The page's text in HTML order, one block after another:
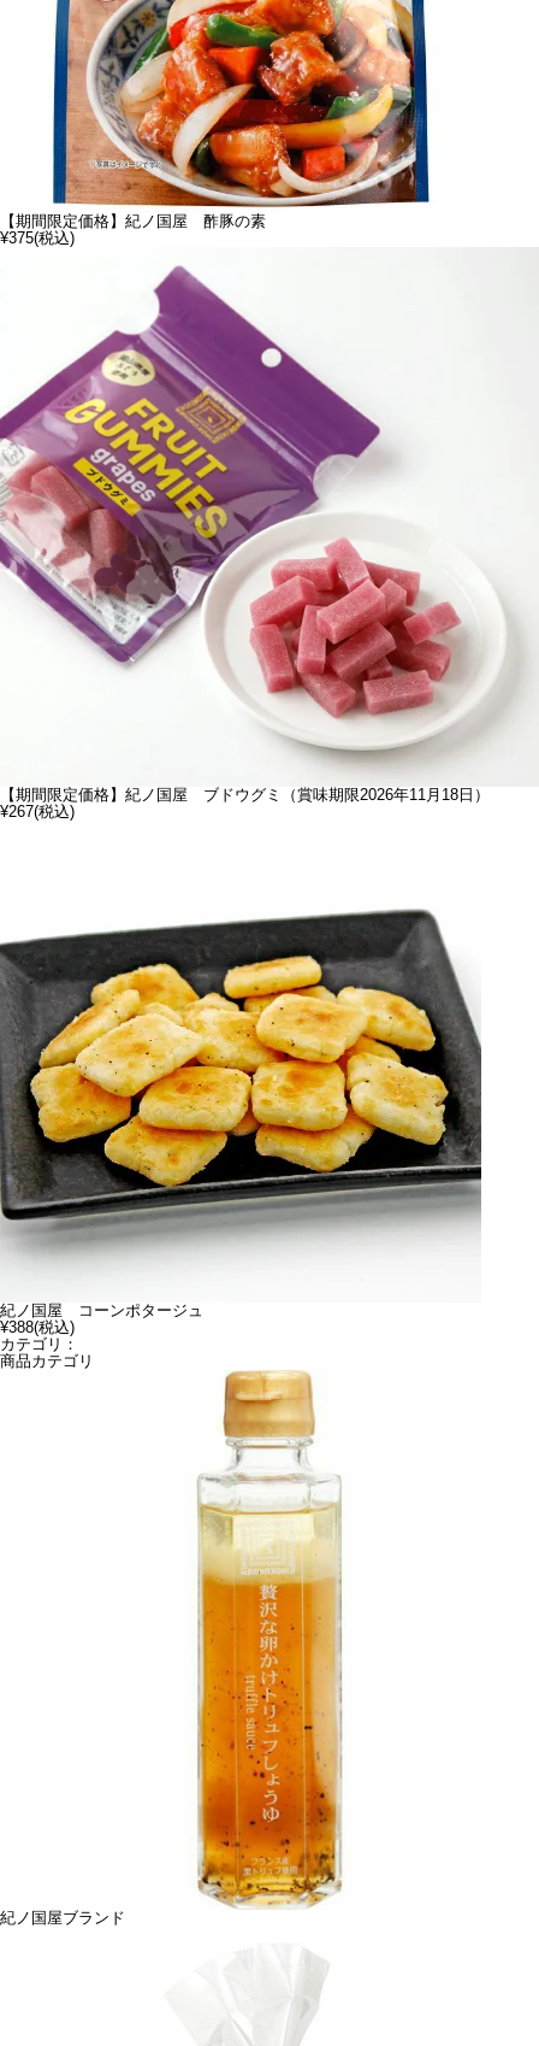
【期間限定価格】紀ノ国屋 酢豚の素
¥375(税込)
【期間限定価格】紀ノ国屋 ブドウグミ（賞味期限2026年11月18日）
¥267(税込)
紀ノ国屋 コーンポタージュ
¥388(税込)
カテゴリ：
商品カテゴリ
紀ノ国屋ブランド